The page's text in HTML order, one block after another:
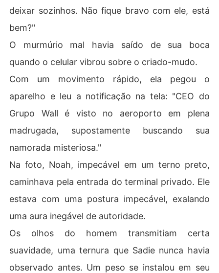
deixar sozinhos. Não fique bravo com ele, está
bem?"
O murmúrio mal havia saído de sua boca
quando o celular vibrou sobre o criado-mudo.
Com um movimento rápido, ela pegou o
aparelho e leu a notificação na tela: "CEO do
Grupo Wall é visto no aeroporto em plena
madrugada, supostamente buscando sua
namorada misteriosa."
Na foto, Noah, impecável em um terno preto,
caminhava pela entrada do terminal privado. Ele
estava com uma postura impecável, exalando
uma aura inegável de autoridade.
Os olhos do homem transmitiam certa
suavidade, uma ternura que Sadie nunca havia
observado antes. Um peso se instalou em seu